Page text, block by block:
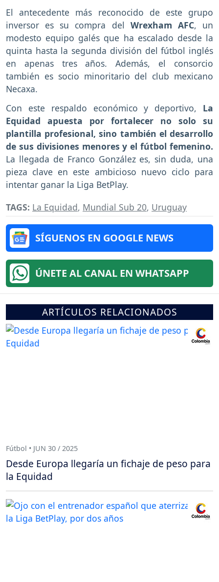
El antecedente más reconocido de este grupo
inversor es su compra del Wrexham AFC, un
modesto equipo galés que ha escalado desde la
quinta hasta la segunda división del fútbol inglés
en apenas tres años. Además, el consorcio
también es socio minoritario del club mexicano
Necaxa.
Con este respaldo económico y deportivo, La
Equidad apuesta por fortalecer no solo su
plantilla profesional, sino también el desarrollo
de sus divisiones menores y el fútbol femenino.
La llegada de Franco González es, sin duda, una
pieza clave en este ambicioso nuevo ciclo para
intentar ganar la Liga BetPlay.
TAGS: La Equidad, Mundial Sub 20, Uruguay
SÍGUENOS EN GOOGLE NEWS
ÚNETE AL CANAL EN WHATSAPP
ARTÍCULOS RELACIONADOS
Fútbol • JUN 30 / 2025
Desde Europa llegaría un fichaje de peso para
la Equidad